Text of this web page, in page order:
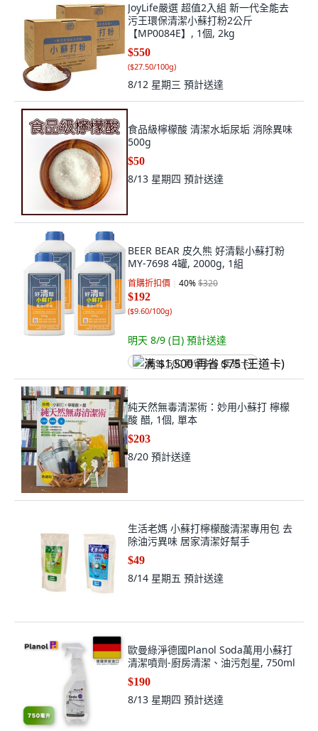
JoyLife嚴選 超值2入組 新一代全能去
污王環保清潔小蘇打粉2公斤
【MP0084E】, 1個, 2kg
$550
($27.50/100g)
8/12 星期三 預計送達
食品級檸檬酸 清潔水垢尿垢 消除異味
500g
$50
8/13 星期四 預計送達
BEER BEAR 皮久熊 好清鬆小蘇打粉
MY-7698 4罐, 2000g, 1組
首購折扣價 40%$320
$192
($9.60/100g)
明天 8/9 (日) 預計送達
满 $1,500 再省 $75 (王道卡)
純天然無毒清潔術：妙用小蘇打 檸檬
酸 醋, 1個, 單本
$203
8/20 預計送達
生活老媽 小蘇打檸檬酸清潔專用包 去
除油污異味 居家清潔好幫手
$49
8/14 星期五 預計送達
歐曼綠淨德國Planol Soda萬用小蘇打
清潔噴劑-廚房清潔、油污剋星, 750ml
$190
8/13 星期四 預計送達